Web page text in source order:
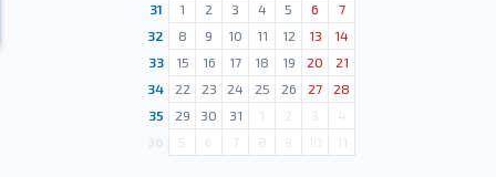
31
1 2 3 4 5 6
7
32
8 9 10 11 12 13
14
33
15 16 17 18 19 20
21
34
22 23 24 25 26 27
28
35
29 30 31 1 2 3
4
5 6 7 8 9 10 11